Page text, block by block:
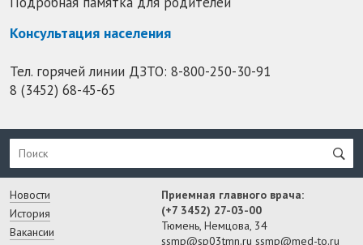
Консультация населения
Тел. горячей линии ДЗТО: 8-800-250-30-91
8 (3452) 68-45-65
Новости
История
Вакансии
Приемная главного врача:
(+7 3452) 27-03-00
Тюмень, Немцова, 34
ssmp@sp03tmn.ru ssmp@med-to.ru